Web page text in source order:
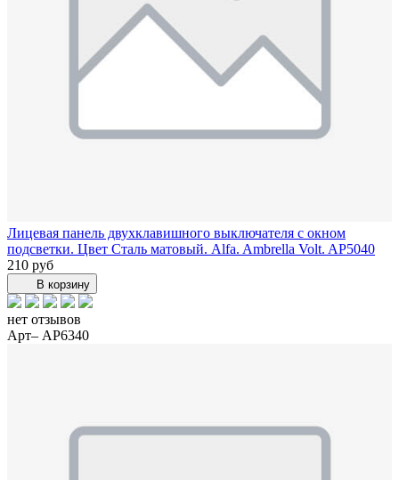
Лицевая панель двухклавишного выключателя с окном
подсветки. Цвет Сталь матовый. Alfa. Ambrella Volt. AP5040
210 руб
В корзину
нет отзывов
Арт– AP6340